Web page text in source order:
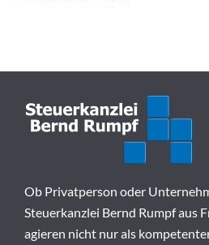
Ob Privatperson oder
Steuerkanzlei Bernd Rumpf aus
agieren nicht nur als